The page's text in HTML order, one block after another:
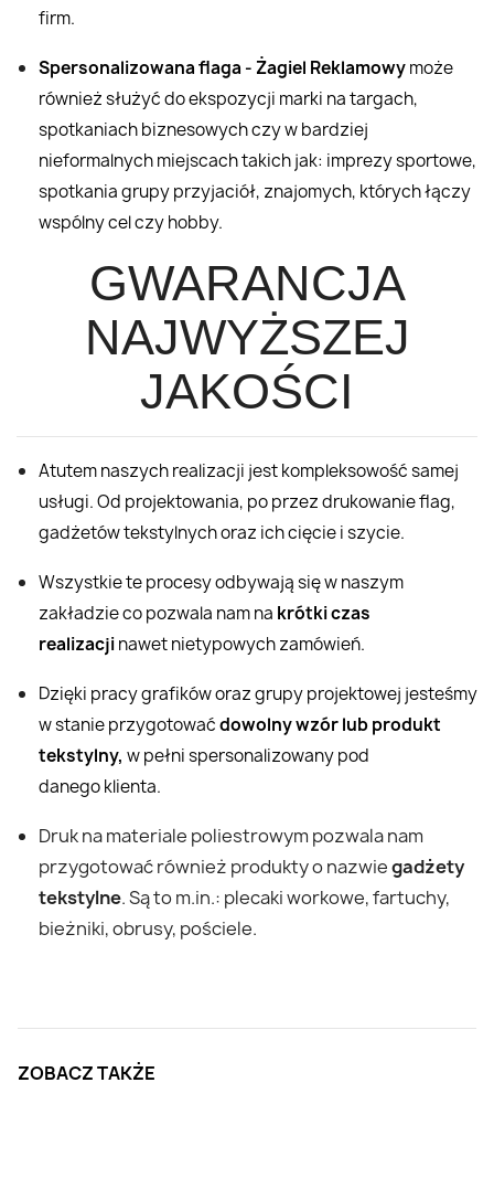
firm.
Spersonalizowana flaga - Żagiel Reklamowymoże
również służyć do ekspozycji marki na targach,
spotkaniach biznesowych czy w bardziej
nieformalnych miejscach takich jak: imprezy sportowe,
spotkania grupy przyjaciół, znajomych, których łączy
wspólny cel czy hobby.
GWARANCJA
NAJWYŻSZEJ
JAKOŚCI
Atutem naszych realizacji jest kompleksowość samej
usługi. Od projektowania, po przez drukowanie flag,
gadżetów tekstylnych oraz ich cięcie i szycie.
Wszystkie te procesy odbywają się w naszym
zakładzie co pozwala nam na krótki czas
realizacjinawet nietypowych zamówień.
Dzięki pracy grafików oraz grupy projektowej jesteśmy
w stanie przygotowaćdowolny wzór lub produkt
tekstylny, w pełni spersonalizowany pod
danego klienta.
Druk na materiale poliestrowym pozwala nam
przygotować również produkty o nazwiegadżety
tekstylne. Są to m.in.: plecaki workowe, fartuchy,
bieżniki, obrusy, pościele.
ZOBACZ TAKŻE